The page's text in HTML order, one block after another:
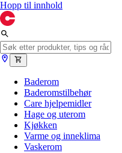
Hopp til innhold
Baderom
Baderomstilbehør
Care hjelpemidler
Hage og uterom
Kjøkken
Varme og inneklima
Vaskerom